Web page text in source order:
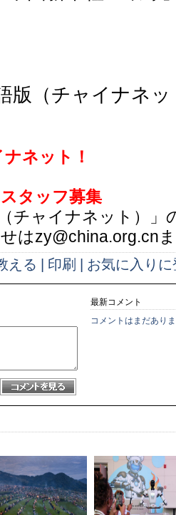
版（チャイナネ
ネット！
タッフ募集
チャイナネット）」
はzy@china.org.cn
える 印刷 お気に入りに
最新コメント
コメントはまだあり